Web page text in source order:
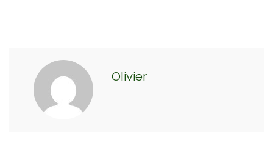
Olivier